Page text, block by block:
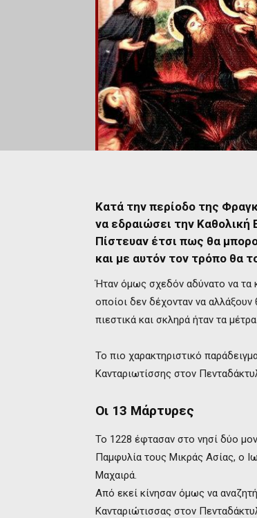
Κατά την περίοδο της
να εδραιώσει την Καθολική
Πίστευαν έτσι πως θα
και με αυτόν τον τρόπο θα
Ήταν όμως σχεδόν αδύνατο να τα
οποίοι δεν δέχονταν να αλλάξουν
πιεστικά και σκληρά ήταν τα
Το πιο χαρακτηριστικό
Κανταριωτίσσης στον
Οι 13 Μάρτυρες
Το 1228 έφτασαν στο νησί δύο
Παμφυλία τους Μικράς Ασίας, ο
Μαχαιρά.
Από εκεί κίνησαν όμως να
Κανταριώτισσας στον